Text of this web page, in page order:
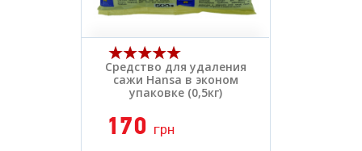
Средство для удаления
сажи Hansa в эконом
упаковке (0,5кг)
170 грн